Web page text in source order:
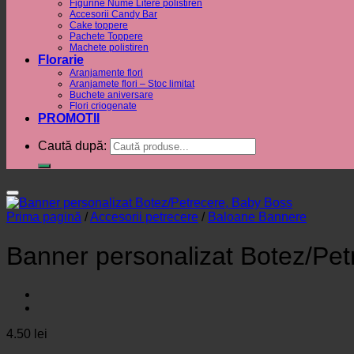
Figurine Nume Litere polistiren
Accesorii Candy Bar
Cake toppere
Pachete Toppere
Machete polistiren
Florarie
Aranjamente flori
Aranjamete flori – Stoc limitat
Buchete aniversare
Flori criogenate
PROMOTII
Caută după:
Prima pagină /Accesorii petrecere / Baloane Bannere
Banner personalizat Botez/
4.50 lei